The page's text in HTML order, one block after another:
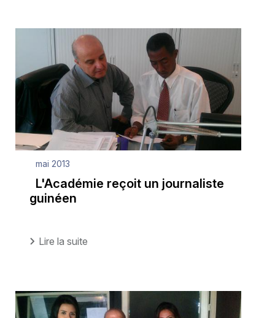
mai 2013
L'Académie reçoit un journaliste
guinéen
Lire la suite